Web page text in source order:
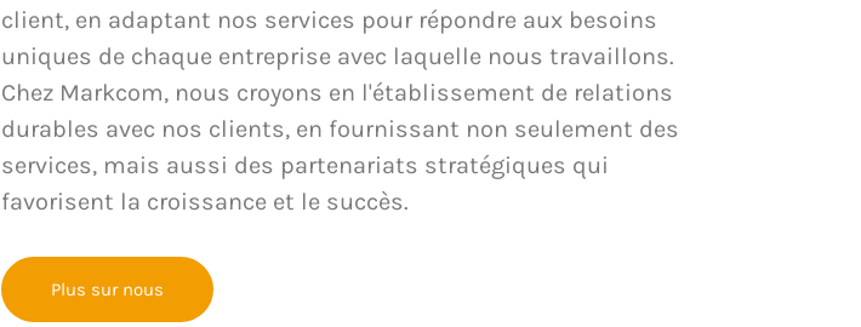
client, en adaptant nos services pour répondre aux besoins
uniques de chaque entreprise avec laquelle nous travaillons.
Chez Markcom, nous croyons en l'établissement de relations
durables avec nos clients, en fournissant non seulement des
services, mais aussi des partenariats stratégiques qui
favorisent la croissance et le succès.
Plus sur nous